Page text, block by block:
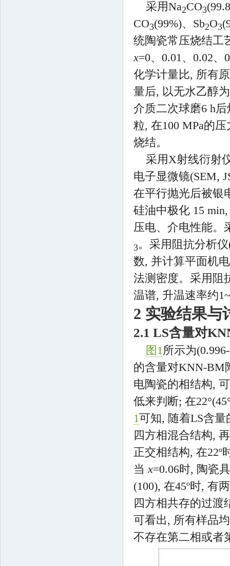
采用Na2CO3
CO3(99%)、Sb2O3
统陶瓷常压烧结工
x=0、0.01、0.02
化学计量比, 所有
量后, 以无水乙醇
介质二次球磨6 h
粒, 在100 MPa的
烧结。
采用X射线衍射
电子显微镜(SEM,
在平行抛光后被银
硅油中极化 15
压电、介电性能。
3。采用阻抗分析
数, 并计算平面机
法测密度。采用阻
温谱, 升温速率约
2 实验结果与
2.1 LS含量对
图1所示为(0.996-
的含量对KNN-BM
电陶瓷的相结构,
低来判断; 在
1可知, 随着LS含
四方相混合结构,
正交相结构, 在22º
当 x=0.06时, 陶瓷
(100), 在45º时, 有
四方相共存的过渡
可看出, 所有样品
不存在第二相或者